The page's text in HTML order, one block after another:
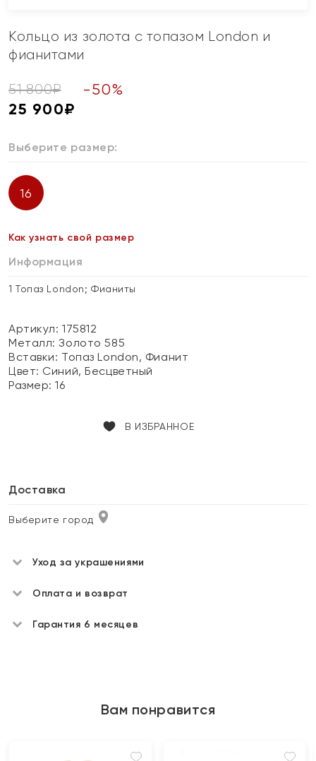
Кольцо из золота с топазом London и
фианитами
51 800₽ -50%
25 900₽
Выберите размер:
16
Как узнать свой размер
Информация
1 Топаз London; Фианиты
Артикул: 175812
Металл:Золото 585
Вставки: Топаз London, Фианит
Цвет: Синий, Бесцветный
Размер:16
В ИЗБРАННОЕ
Доставка
Выберите город
Уход за украшениями
Оплата и возврат
Гарантия 6 месяцев
Вам понравится